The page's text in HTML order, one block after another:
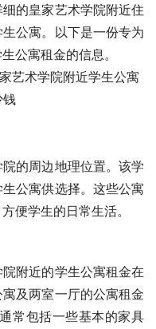
的皇家艺术学院附近住
公寓。以下是一份专为
公寓租金的信息。
的周边地理位置。该学
公寓供选择。这些公寓
便学生的日常生活。
附近的学生公寓租金在
及两室一厅的公寓租金
常包括一些基本的家具